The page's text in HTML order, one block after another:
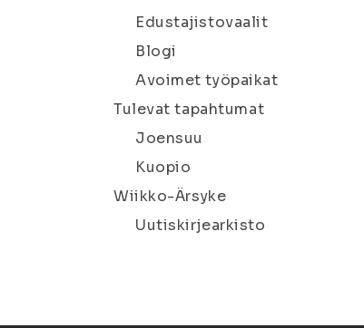
Edustajistovaalit
Blogi
Avoimet työpaikat
Tulevat tapahtumat
Joensuu
Kuopio
Wiikko-Ärsyke
Uutiskirjearkisto